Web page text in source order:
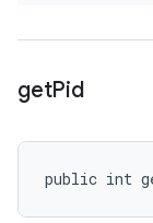
getPid
public int